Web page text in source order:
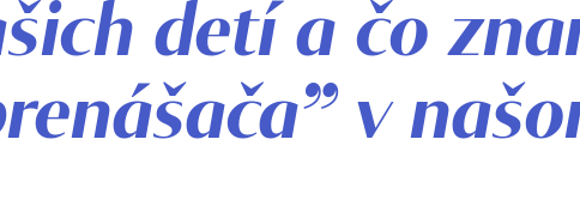
detí a čo
v